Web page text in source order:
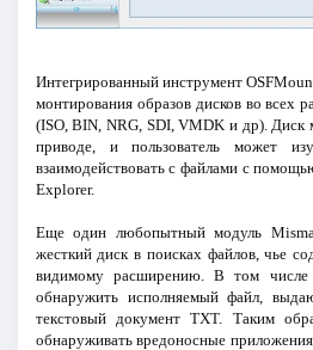
Интегрированный инструмент
монтирования образов дисков во всех
(ISO, BIN, NRG, SDI, VMDK и др). Диск
приводе, и пользователь может
взаимодействовать с файлами с
Explorer.
Еще один любопытный модуль
жесткий диск в поисках файлов, чье
видимому расширению. В том числе
обнаружить исполняемый файл,
текстовый документ TXT. Таким
обнаруживать вредоносные